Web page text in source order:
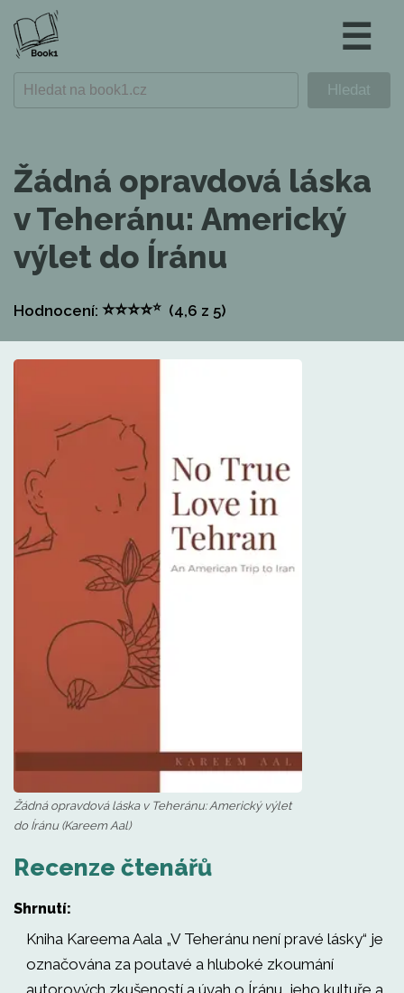
☰
Žádná opravdová láska
v Teheránu: Americký
výlet do Íránu
Hodnocení: ⭐⭐⭐⭐⭐ (4,6 z 5)
Žádná opravdová láska v Teheránu: Americký výlet
do Íránu (Kareem Aal)
Recenze čtenářů
Shrnutí:
Kniha Kareema Aala „V Teheránu není pravé lásky“ je
označována za poutavé a hluboké zkoumání
autorových zkušeností a úvah o Íránu, jeho kultuře a